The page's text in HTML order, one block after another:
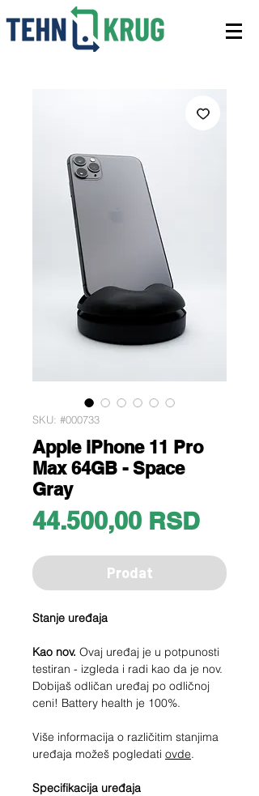
SKU: #000733
Apple iPhone 11 Pro
Max 64GB - Space
Gray
44.500,00 RSDPrice
Prodat
Stanje uređaja
Kao nov. Ovaj uređaj je u potpunosti
testiran - izgleda i radi kao da je nov.
Dobijaš odličan uređaj po odličnoj
ceni! Battery health je 100%.
Više informacija o različitim stanjima
uređaja možeš pogledati ovde.
Specifikacija uređaja